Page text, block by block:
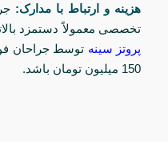
هزینه و ارتباط با مدارک:
تخصصی معمولاً دستمزد
پروتز سینه
150 میلیون تومان باشد.